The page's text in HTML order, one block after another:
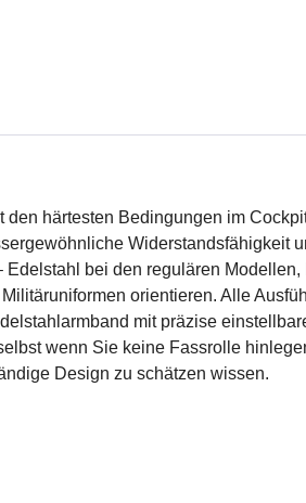
härtesten Bedingungen im
Widerstandsfähigkeit
bei den regulären
orientieren. Alle
mit präzise
wenn Sie keine Fassrolle
Design zu schätzen wissen.